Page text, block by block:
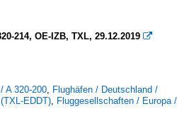
214, OE-IZB, TXL, 29.12.2019 
A 320-200, Flughäfen / Deutschland /
EDDT), Fluggesellschaften / Europa /